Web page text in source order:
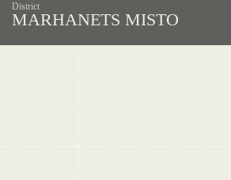
District
MARHANETS MISTO